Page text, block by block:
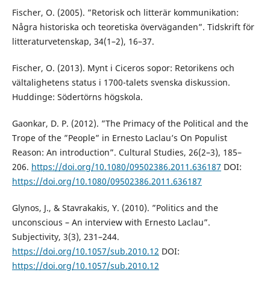
Fischer, O. (2005). ”Retorisk och litterär kommunikation:
Några historiska och teoretiska överväganden”. Tidskrift för
litteraturvetenskap, 34(1–2), 16–37.
Fischer, O. (2013). Mynt i Ciceros sopor: Retorikens och
vältalighetens status i 1700-talets svenska diskussion.
Huddinge: Södertörns högskola.
Gaonkar, D. P. (2012). ”The Primacy of the Political and the
Trope of the ”People” in Ernesto Laclau’s On Populist
Reason: An introduction”. Cultural Studies, 26(2–3), 185–
206. https://doi.org/10.1080/09502386.2011.636187 DOI:
https://doi.org/10.1080/09502386.2011.636187
Glynos, J., & Stavrakakis, Y. (2010). ”Politics and the
unconscious – An interview with Ernesto Laclau”.
Subjectivity, 3(3), 231–244.
https://doi.org/10.1057/sub.2010.12 DOI:
https://doi.org/10.1057/sub.2010.12